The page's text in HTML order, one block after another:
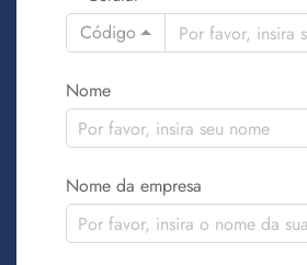
Código
Nome
Nome da empresa